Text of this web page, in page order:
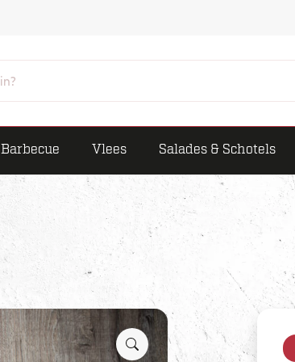
Barbecue Vlees Salades & Schotels